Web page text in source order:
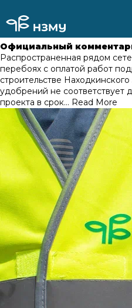
Официальный
Распространенная рядом
перебоях с оплатой работ
строительстве
удобрений не соответствует
проекта в срок… Read More